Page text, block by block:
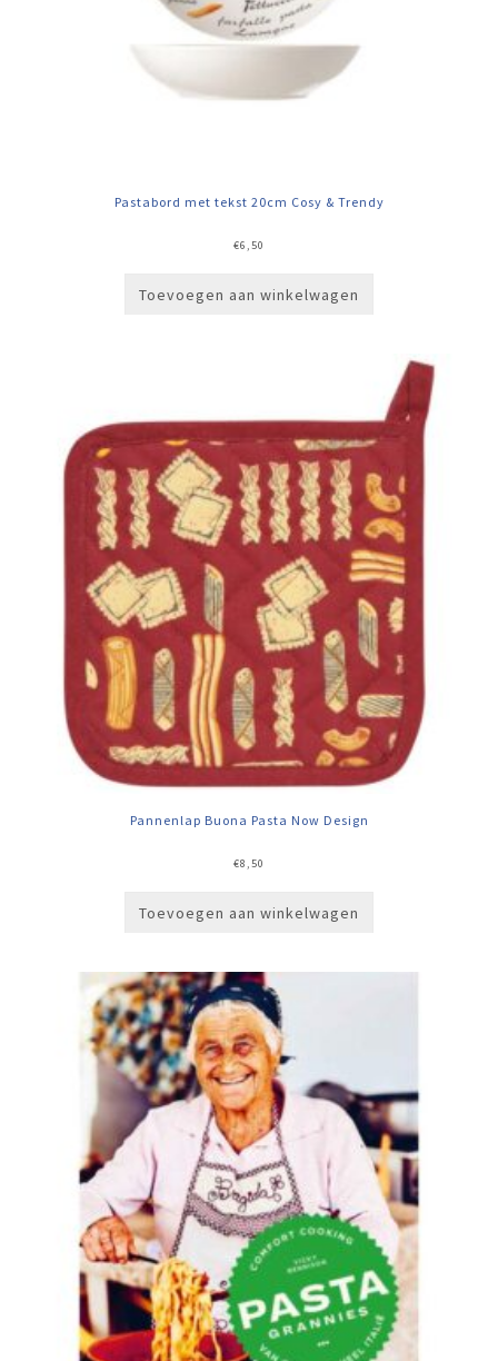
Pastabord met tekst 20cm Cosy & Trendy
€6,50
Toevoegen aan winkelwagen
Pannenlap Buona Pasta Now Design
€8,50
Toevoegen aan winkelwagen